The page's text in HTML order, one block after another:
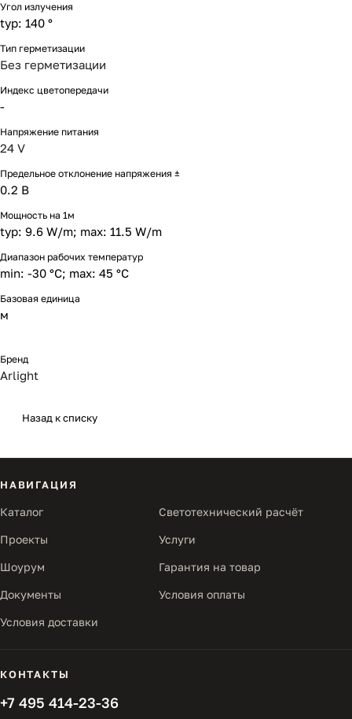
Угол излучения
typ: 140 °
Тип герметизации
Без герметизации
Индекс цветопередачи
-
Напряжение питания
24 V
Предельное отклонение напряжения ±
0.2 В
Мощность на 1м
typ: 9.6 W/m; max: 11.5 W/m
Диапазон рабочих температур
min: -30 °C; max: 45 °C
Базовая единица
м
Бренд
Arlight
Назад к списку
НАВИГАЦИЯ
Каталог Светотехнический расчёт
Проекты Услуги
Шоурум Гарантия на товар
Документы Условия оплаты
Условия доставки
КОНТАКТЫ
+7 495 414-23-36